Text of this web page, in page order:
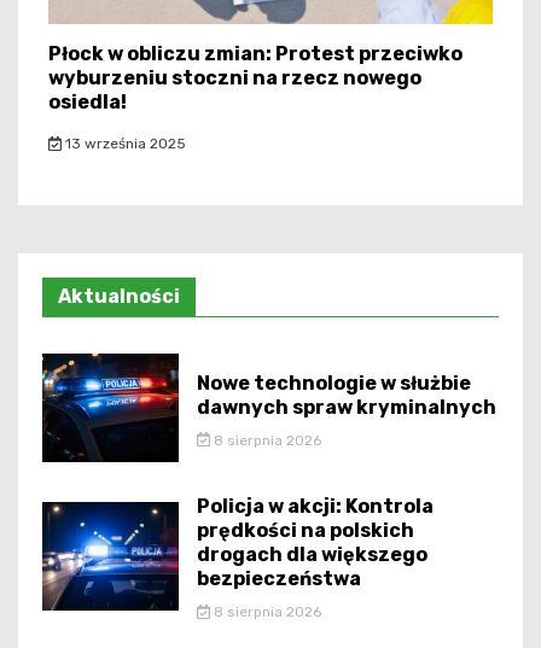
Płock w obliczu zmian: Protest przeciwko
wyburzeniu stoczni na rzecz nowego
osiedla!
13 września 2025
Aktualności
Nowe technologie w służbie
dawnych spraw kryminalnych
8 sierpnia 2026
Policja w akcji: Kontrola
prędkości na polskich
drogach dla większego
bezpieczeństwa
8 sierpnia 2026